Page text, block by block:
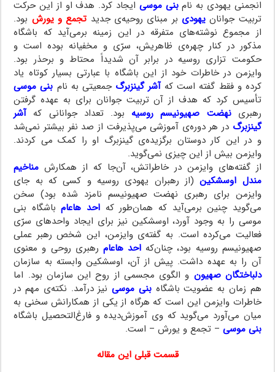
انجمنی یهودی به نامبنی موسی ایجاد کرد. هدف او از این حرکت
تربیت جوانان یهودی بر مبنای روحیه‌ی جدید تجمع و یورش بود.
از مجموع نوشته‌های متفرقه در این زمینه برمی‌آید که باشگاه
مذکور در کنار چهره‌ی ظاهریش، سرّی و مخفیانه بوده است و
حکومت تزاری روسیه در برابر آن شدیداً محتاط و برحذر بود.
وایزمن در خاطرات خود از این باشگاه با عبارتی بسیار کوتاه یاد
کرده و فقط گفته است کهآشر گینزبرگ جمعیتی به نام بنی موسی
تأسیس کرد که هدف از آن تربیت جوانان برای به عهده گرفتن
رهبرینهضت صهیونیسم روسیه بود. تعداد جوانانی کهآشر
گینزبرگ در هر دوره‌ی آموزشی می‌پذیرفت از صد نفر بیشتر نمی‌شد
و در این کار دوستان برگزیده‌ی گینزبرگ او را کمک می کردند.
وایزمن بیش از این چیزی نمی‌گوید.
از گفته‌های وایزمن در خاطراتش، آن‌جا که از همکارش مناخیم
مندل اوسشکین(از رهبران یهودی روسیه و کسی که به جای
وایزمن برای رهبری نهضت صهیونیسم نامزد شده بود) سخن
می‌گوید چنین برمی‌آید که همان‌طور که احد هاعامباشگاه بنی
موسی را به وجود آورد، اوسشکین نیز برای ایجاد واحدهای سرّی
فعالیت می‌کرده است. به گفته‌ی وایزمن، این شخص رهبر عملی
صهیونیسم روسیه بود، چنان‌که احد هاعام رهبری روحی و معنوی
آن را به عهده داشت. پیش از آن، اوسشکین وابسته به سازمان
دلباختگان صهیون و الگوی مجسمی از روح این سازمان بود. اما
هم زمان به عضویت باشگاهبنی موسینیز درآمد. نکته‌ی مهم در
خاطرات وایزمن این است که هرگاه از یکی از همکارانش سخنی به
میان می‌آورد می‌گوید که وی آموزش‌دیده و فارغ‌التحصیل باشگاه
بنی موسی – تجمع و یورش – است.
قسمت قبلی این مقاله